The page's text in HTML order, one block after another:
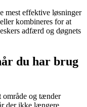
mest effektive løsninger
kombineres for at
adfærd og døgnets
du har brug
område og tænder